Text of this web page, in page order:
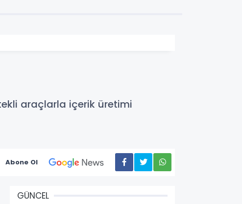
araçlarla içerik üretimi
Abone Ol
GÜNCEL